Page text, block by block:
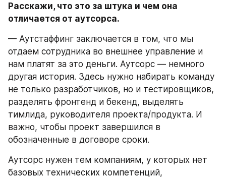
Расскажи, что это за штука и чем она
отличается от аутсорса.
— Аутстаффинг заключается в том, что мы
отдаем сотрудника во внешнее управление и
нам платят за это деньги. Аутсорс — немного
другая история. Здесь нужно набирать команду
не только разработчиков, но и тестировщиков,
разделять фронтенд и бекенд, выделять
тимлида, руководителя проекта/продукта. И
важно, чтобы проект завершился в
обозначенные в договоре сроки.
Аутсорс нужен тем компаниям, у которых нет
базовых технических компетенций,